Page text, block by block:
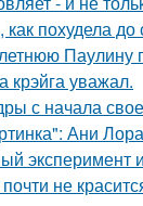
похудела
Паулину
крэйга уважал.
с начала
Ани
эксперимент
не